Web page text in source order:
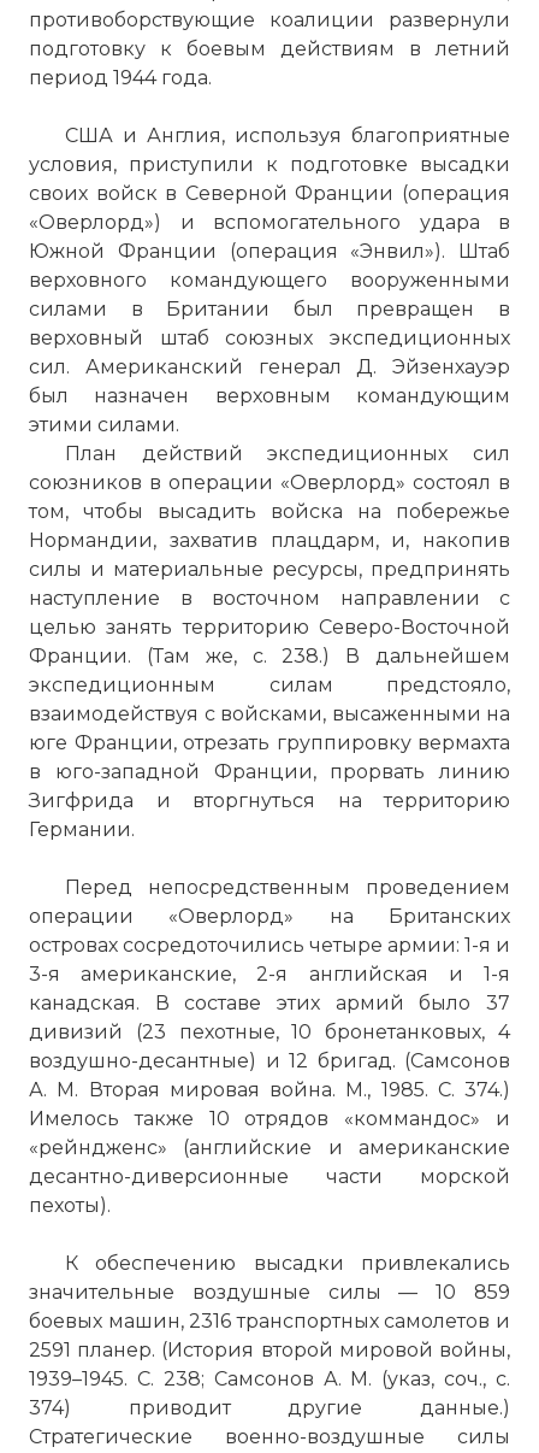
противоборствующие коалиции развернули
подготовку к боевым действиям в летний
период 1944 года.
США и Англия, используя благоприятные
условия, приступили к подготовке высадки
своих войск в Северной Франции (операция
«Оверлорд») и вспомогательного удара в
Южной Франции (операция «Энвил»). Штаб
верховного командующего вооруженными
силами в Британии был превращен в
верховный штаб союзных экспедиционных
сил. Американский генерал Д. Эйзенхауэр
был назначен верховным командующим
этими силами.
План действий экспедиционных сил
союзников в операции «Оверлорд» состоял в
том, чтобы высадить войска на побережье
Нормандии, захватив плацдарм, и, накопив
силы и материальные ресурсы, предпринять
наступление в восточном направлении с
целью занять территорию Северо-Восточной
Франции. (Там же, с. 238.) В дальнейшем
экспедиционным силам предстояло,
взаимодействуя с войсками, высаженными на
юге Франции, отрезать группировку вермахта
в юго-западной Франции, прорвать линию
Зигфрида и вторгнуться на территорию
Германии.
Перед непосредственным проведением
операции «Оверлорд» на Британских
островах сосредоточились четыре армии: 1-я и
3-я американские, 2-я английская и 1-я
канадская. В составе этих армий было 37
дивизий (23 пехотные, 10 бронетанковых, 4
воздушно-десантные) и 12 бригад. (Самсонов
А. М. Вторая мировая война. М., 1985. С. 374.)
Имелось также 10 отрядов «коммандос» и
«рейндженс» (английские и американские
десантно-диверсионные части морской
пехоты).
К обеспечению высадки привлекались
значительные воздушные силы — 10 859
боевых машин, 2316 транспортных самолетов и
2591 планер. (История второй мировой войны,
1939–1945. С. 238; Самсонов А. М. (указ, соч., с.
374) приводит другие данные.)
Стратегические военно-воздушные силы